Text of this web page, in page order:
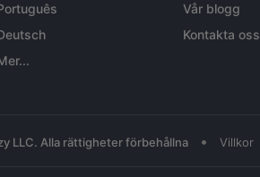
Vår blogg
Kontakta oss
LLC. Alla rättigheter förbehållna • Villkor